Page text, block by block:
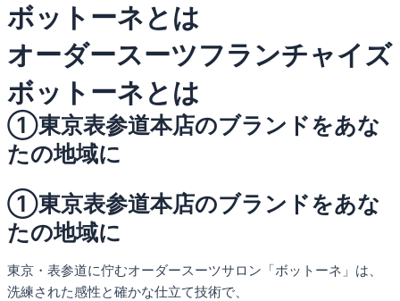
ボットーネとは
オーダースーツフランチャイズ
ボットーネとは
①東京表参道本店のブランドをあな
たの地域に
①東京表参道本店のブランドをあな
たの地域に
東京・表参道に佇むオーダースーツサロン「ボットーネ」は、
洗練された感性と確かな仕立て技術で、